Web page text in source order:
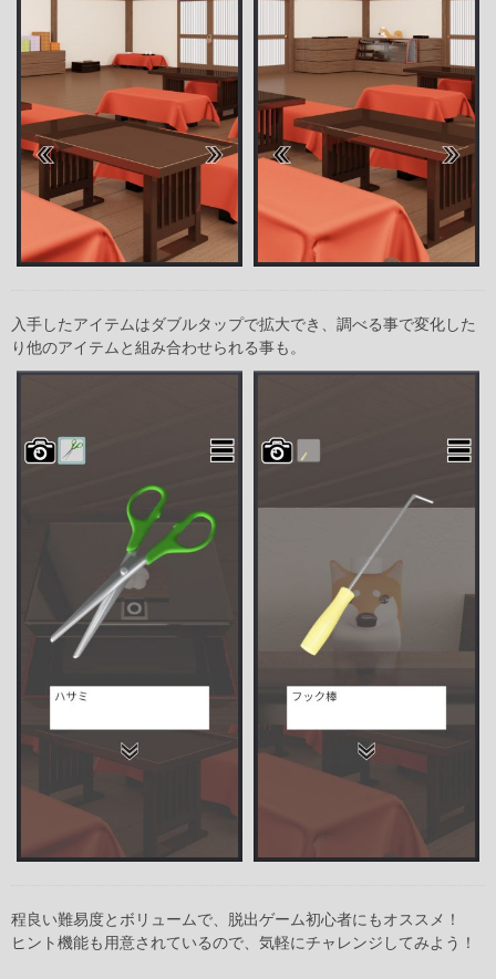
入手したアイテムはダブルタップで拡大でき、調べる事で変化した
り他のアイテムと組み合わせられる事も。
程良い難易度とボリュームで、脱出ゲーム初心者にもオススメ！
ヒント機能も用意されているので、気軽にチャレンジしてみよう！